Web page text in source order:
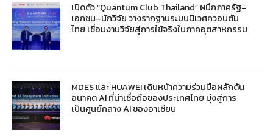
เปิดตัว “Quantum Club Thailand” ผนึกภาครัฐ–
เอกชน–นักวิจัย วางรากฐานระบบนิเวศควอนตัม
ไทย เชื่อมงานวิจัยสู่การใช้จริงในภาคอุตสาหกรรม
MDES และ HUAWEI เดินหน้าความร่วมมือผลักดัน
อนาคต AI ที่น่าเชื่อถือของประเทศไทย มุ่งสู่การ
เป็นศูนย์กลาง AI ของอาเซียน